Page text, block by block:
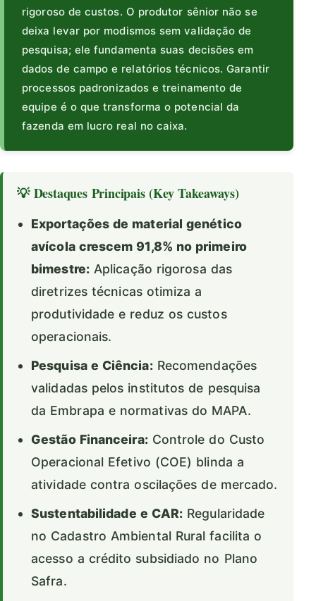
rigoroso de custos. O produtor sênior não se
deixa levar por modismos sem validação de
pesquisa; ele fundamenta suas decisões em
dados de campo e relatórios técnicos. Garantir
processos padronizados e treinamento de
equipe é o que transforma o potencial da
fazenda em lucro real no caixa.
💡 Destaques Principais (Key Takeaways)
Exportações de material genético
avícola crescem 91,8% no primeiro
bimestre:Aplicação rigorosa das
diretrizes técnicas otimiza a
produtividade e reduz os custos
operacionais.
Pesquisa e Ciência:Recomendações
validadas pelos institutos de pesquisa
da Embrapa e normativas do MAPA.
Gestão Financeira:Controle do Custo
Operacional Efetivo (COE) blinda a
atividade contra oscilações de mercado.
Sustentabilidade e CAR: Regularidade
no Cadastro Ambiental Rural facilita o
acesso a crédito subsidiado no Plano
Safra.